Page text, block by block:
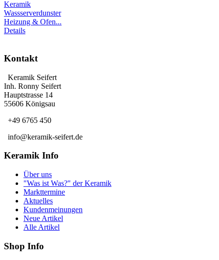
Keramik
Wassserverdunster
Heizung & Ofen...
Details
Kontakt
Keramik Seifert
Inh. Ronny Seifert
Hauptstrasse 14
55606 Königsau
+49 6765 450
info@keramik-seifert.de
Keramik Info
Über uns
"Was ist Was?" der Keramik
Markttermine
Aktuelles
Kundenmeinungen
Neue Artikel
Alle Artikel
Shop Info